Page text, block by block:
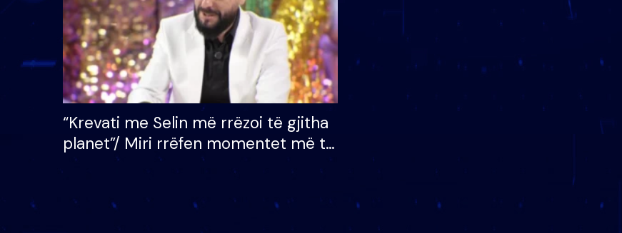
“Krevati me Selin më rrëzoi të gjitha
planet”/ Miri rrëfen momentet më të
bukura në shtëpinë e BB VIP: Do më